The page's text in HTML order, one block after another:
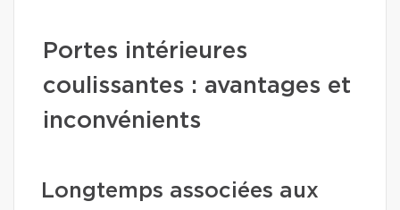
Portes intérieures
coulissantes : avantages et
inconvénients
Longtemps associées aux